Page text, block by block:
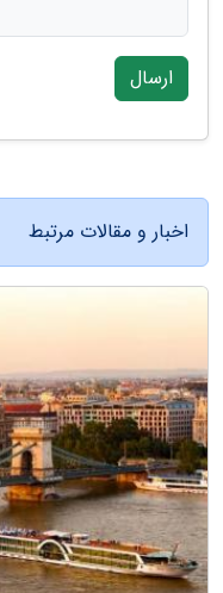
ارسال
اخبار و مقالات مرتبط